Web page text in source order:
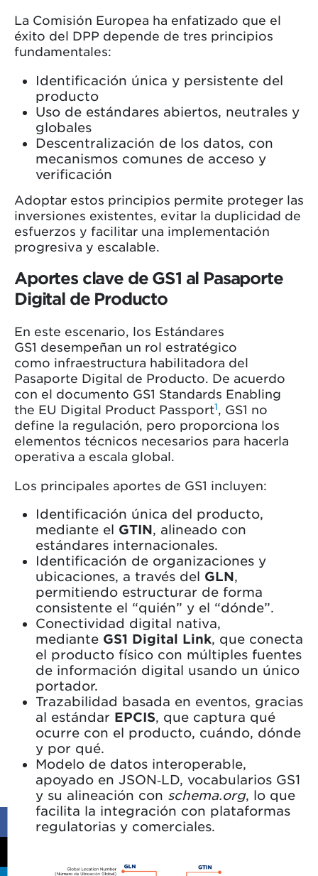
La Comisión Europea ha enfatizado que el
éxito del DPP depende de tres principios
fundamentales:
Identificación única y persistente del
producto
Uso de estándares abiertos, neutrales y
globales
Descentralización de los datos, con
mecanismos comunes de acceso y
verificación
Adoptar estos principios permite proteger las
inversiones existentes, evitar la duplicidad de
esfuerzos y facilitar una implementación
progresiva y escalable.
Aportes clave de GS1 al Pasaporte
Digital de Producto
En este escenario, los Estándares
GS1 desempeñan un rol estratégico
como infraestructura habilitadora del
Pasaporte Digital de Producto. De acuerdo
con el documento GS1 Standards Enabling
the EU Digital Product Passport1, GS1 no
define la regulación, pero proporciona los
elementos técnicos necesarios para hacerla
operativa a escala global.
Los principales aportes de GS1 incluyen:
Identificación única del producto,
mediante el GTIN, alineado con
estándares internacionales.
Identificación de organizaciones y
ubicaciones, a través del GLN,
permitiendo estructurar de forma
consistente el “quién” y el “dónde”.
Conectividad digital nativa,
mediante GS1 Digital Link, que conecta
el producto físico con múltiples fuentes
de información digital usando un único
portador.
Trazabilidad basada en eventos, gracias
al estándar EPCIS, que captura qué
ocurre con el producto, cuándo, dónde
y por qué.
Modelo de datos interoperable,
apoyado en JSON‑LD, vocabularios GS1
y su alineación con schema.org, lo que
facilita la integración con plataformas
regulatorias y comerciales.